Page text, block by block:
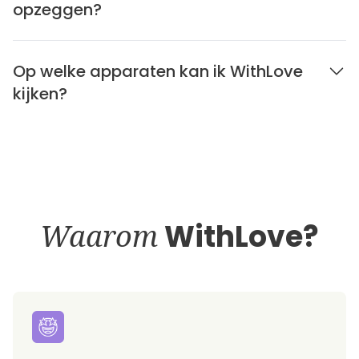
opzeggen?
Op welke apparaten kan ik WithLove
kijken?
WaaromWithLove?